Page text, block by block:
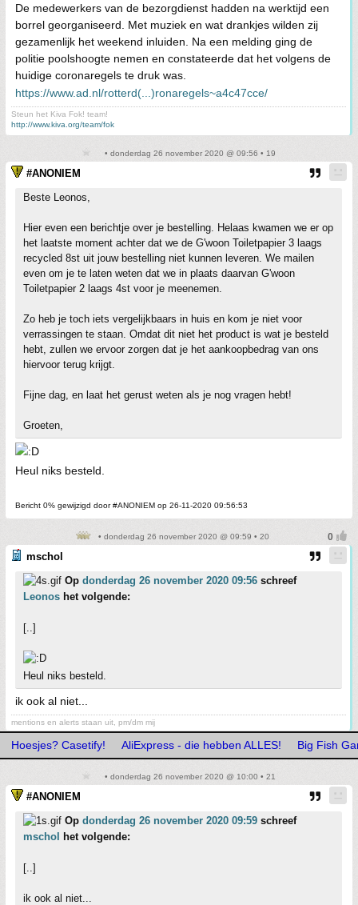
De medewerkers van de bezorgdienst hadden na werktijd een
borrel georganiseerd. Met muziek en wat drankjes wilden zij
gezamenlijk het weekend inluiden. Na een melding ging de
politie poolshoogte nemen en constateerde dat het volgens de
huidige coronaregels te druk was.
https://www.ad.nl/rotterd(...)ronaregels~a4c47cce/
Steun het Kiva Fok! team!
http://www.kiva.org/team/fok
• donderdag 26 november 2020 @ 09:56 • 19
#ANONIEM
Beste Leonos,
Hier even een berichtje over je bestelling. Helaas kwamen we er op
het laatste moment achter dat we de G'woon Toiletpapier 3 laags
recycled 8st uit jouw bestelling niet kunnen leveren. We mailen
even om je te laten weten dat we in plaats daarvan G'woon
Toiletpapier 2 laags 4st voor je meenemen.
Zo heb je toch iets vergelijkbaars in huis en kom je niet voor
verrassingen te staan. Omdat dit niet het product is wat je besteld
hebt, zullen we ervoor zorgen dat je het aankoopbedrag van ons
hiervoor terug krijgt.
Fijne dag, en laat het gerust weten als je nog vragen hebt!
Groeten,
Heul niks besteld.
Bericht 0% gewijzigd door #ANONIEM op 26-11-2020 09:56:53
• donderdag 26 november 2020 @ 09:59 • 20
mschol
Op donderdag 26 november 2020 09:56 schreef
Leonos het volgende:
[..]
Heul niks besteld.
ik ook al niet...
mentions en alerts staan uit, pm/dm mij
Hoesjes? Casetify! AliExpress - die hebben ALLES! Big Fish
• donderdag 26 november 2020 @ 10:00 • 21
#ANONIEM
Op donderdag 26 november 2020 09:59 schreef
mschol
het volgende:
[..]
ik ook al niet...